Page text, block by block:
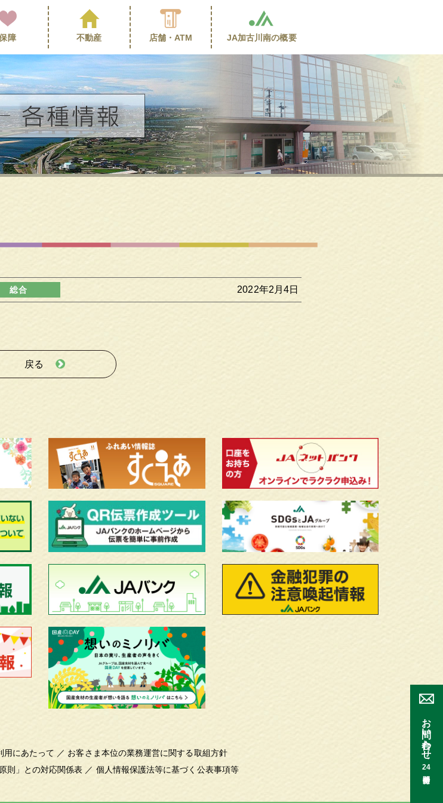
障 不動産 店舗・ ATM JA加古川南の概要
2022年2月4日
戻る
お問い合わせ
24
用にあたって ／ お客さま本位の業務運営に関する取組方針
則」との対応関係表 ／ 個人情報保護法等に基づく公表事項等